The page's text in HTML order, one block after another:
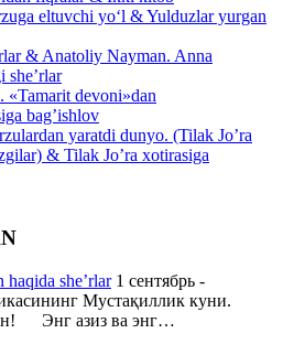
eltuvchi yo‘l & Yulduzlar yurgan
& Anatoliy Nayman. Anna
she’rlar
«Tamarit devoni»dan
bag’ishlov
yaratdi dunyo. (Tilak Jo’ra
& Tilak Jo’ra xotirasiga
she’rlar1 сентябрь -
Мустақиллик куни.
Энг азиз ва энг…